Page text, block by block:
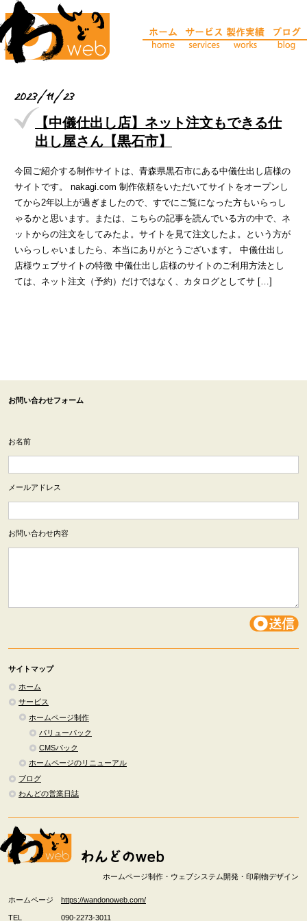
2023/11/23
【中儀仕出し店】ネット注文もできる仕
出し屋さん【黒石市】
今回ご紹介する制作サイトは、青森県黒石市にある中儀仕出し店様の
サイトです。 nakagi.com 制作依頼をいただいてサイトをオープンし
てから2年以上が過ぎましたので、すでにご覧になった方もいらっし
ゃるかと思います。または、こちらの記事を読んでいる方の中で、ネ
ットからの注文をしてみたよ。サイトを見て注文したよ。という方が
いらっしゃいましたら、本当にありがとうございます。 中儀仕出し
店様ウェブサイトの特徴 中儀仕出し店様のサイトのご利用方法とし
ては、ネット注文（予約）だけではなく、カタログとしてサ […]
お問い合わせフォーム
お名前
メールアドレス
お問い合わせ内容
サイトマップ
ホーム
サービス
ホームページ制作
バリューパック
CMSパック
ホームページのリニューアル
ブログ
わんどの営業日誌
ホームページ制作・ウェブシステム開発・印刷物デザイン
ホームページ https://wandonoweb.com/
TEL 090-2273-3011